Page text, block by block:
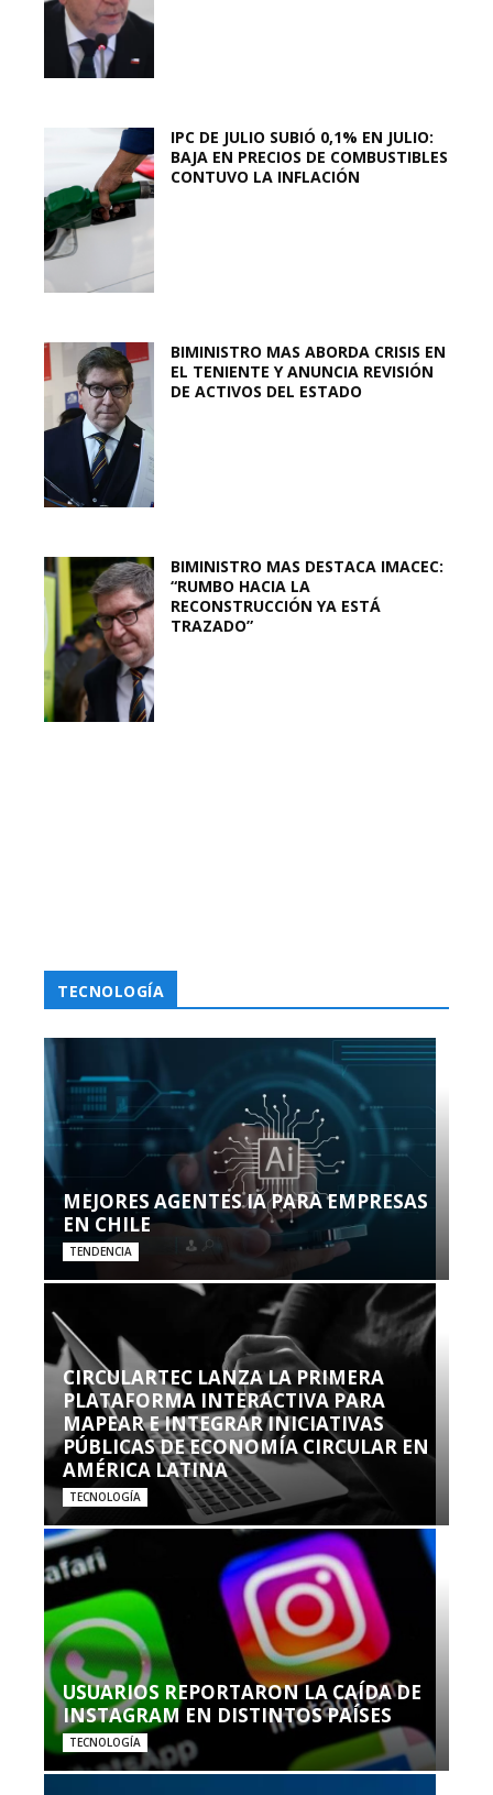
IPC DE JULIO SUBIÓ 0,1% EN JULIO:
BAJA EN PRECIOS DE COMBUSTIBLES
CONTUVO LA INFLACIÓN
BIMINISTRO MAS ABORDA CRISIS EN
EL TENIENTE Y ANUNCIA REVISIÓN
DE ACTIVOS DEL ESTADO
BIMINISTRO MAS DESTACA IMACEC:
“RUMBO HACIA LA
RECONSTRUCCIÓN YA ESTÁ
TRAZADO”
TECNOLOGÍA
MEJORES AGENTES IA PARA EMPRESAS
EN CHILE
TENDENCIA
CIRCULARTEC LANZA LA PRIMERA
PLATAFORMA INTERACTIVA PARA
MAPEAR E INTEGRAR INICIATIVAS
PÚBLICAS DE ECONOMÍA CIRCULAR EN
AMÉRICA LATINA
TECNOLOGÍA
USUARIOS REPORTARON LA CAÍDA DE
INSTAGRAM EN DISTINTOS PAÍSES
TECNOLOGÍA